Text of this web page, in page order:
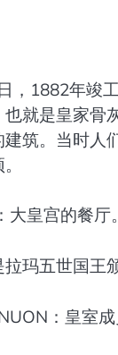
，1882年竣
就是皇家骨
筑。当时
皇宫的餐厅。
玛五世国王
：皇室成